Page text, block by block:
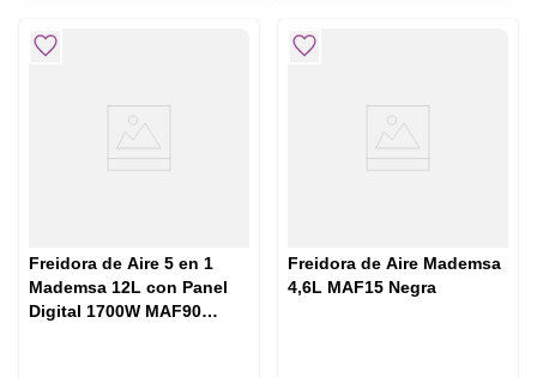
Freidora de Aire 5 en 1
Mademsa 12L con Panel
Digital 1700W MAF90
Freidora de Aire Mademsa
4,6L MAF15 Negra